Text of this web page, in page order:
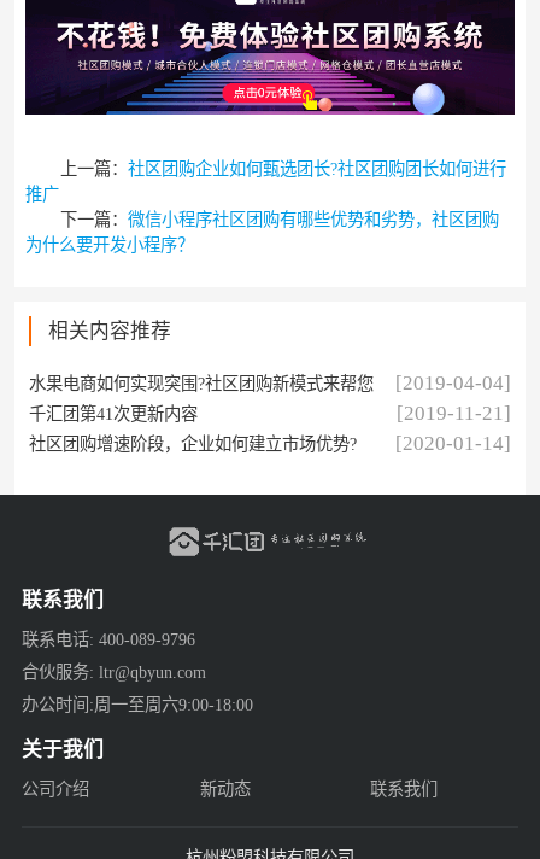
上一篇：社区团购企业如何甄选团长?社区团购团长如何进行
推广
下一篇：微信小程序社区团购有哪些优势和劣势，社区团购
为什么要开发小程序？
相关内容推荐
水果电商如何实现突围?社区团购新模式来帮您! [2019-04-04]
千汇团第41次更新内容 [2019-11-21]
社区团购增速阶段，企业如何建立市场优势? [2020-01-14]
联系我们
联系电话: 400-089-9796
合伙服务: ltr@qbyun.com
办公时间:周一至周六9:00-18:00
关于我们
公司介绍 新动态 联系我们